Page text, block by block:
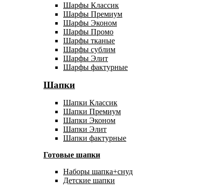
Шарфы Классик
Шарфы Премиум
Шарфы Эконом
Шарфы Промо
Шарфы тканые
Шарфы сублим
Шарфы Элит
Шарфы фактурные
Шапки
Шапки Классик
Шапки Премиум
Шапки Эконом
Шапки Элит
Шапки фактурные
Готовые шапки
Наборы шапка+снуд
Детские шапки